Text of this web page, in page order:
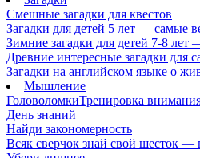
Смешные загадки для квестов
Загадки для детей 5 лет — самые
Зимние загадки для детей 7-8 лет
Древние интересные загадки для
Загадки на английском языке о
Мышление
ГоловоломкиТренировка
День знаний
Найди закономерность
Всяк сверчок знай свой шесток —